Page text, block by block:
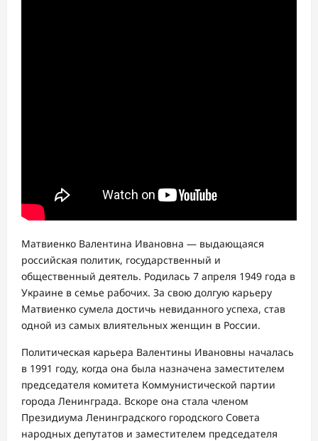
Матвиенко Валентина Ивановна — выдающаяся
российская политик, государственный и
общественный деятель. Родилась 7 апреля 1949 года в
Украине в семье рабочих. За свою долгую карьеру
Матвиенко сумела достичь невиданного успеха, став
одной из самых влиятельных женщин в России.
Политическая карьера Валентины Ивановны началась
в 1991 году, когда она была назначена заместителем
председателя комитета Коммунистической партии
города Ленинграда. Вскоре она стала членом
Президиума Ленинградского городского Совета
народных депутатов и заместителем председателя